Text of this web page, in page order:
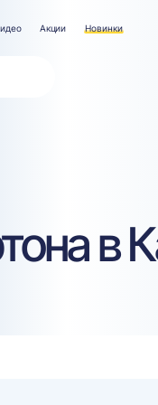
Акции Новинки
в